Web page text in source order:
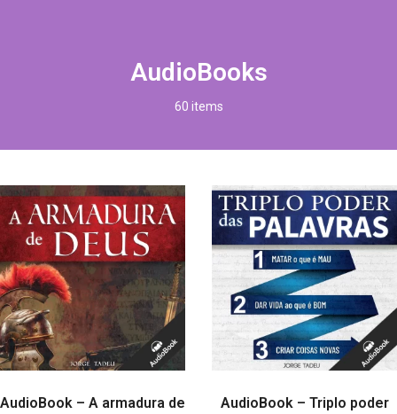
AudioBooks
60 items
COMPRAR
AudioBook – A armadura de
COMPRAR
AudioBook – Triplo poder